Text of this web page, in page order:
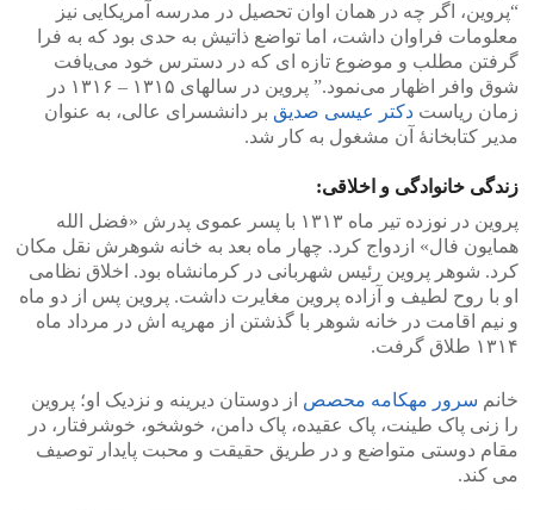
“پروین، اگر چه در همان اوان تحصیل در مدرسه آمریکایی نیز
معلومات فراوان داشت، اما تواضع ذاتیش به حدی بود که به فرا
گرفتن مطلب و موضوع تازه ای که در دسترس خود می‌یافت
شوق وافر اظهار می‌نمود.” پروین در سالهای ۱۳۱۵ – ۱۳۱۶ در
زمان ریاست دکتر عیسی صدیق بر دانشسرای عالی، به عنوان
مدیر کتابخانهٔ آن مشغول به کار شد.
زندگی خانوادگی و اخلاقی:
پروین در نوزده تیر ماه ۱۳۱۳ با پسر عموی پدرش «فضل الله
همایون فال» ازدواج کرد. چهار ماه بعد به خانه شوهرش نقل مکان
کرد. شوهر پروین رئیس شهربانی در کرمانشاه بود. اخلاق نظامی
او با روح لطیف و آزاده پروین مغایرت داشت. پروین پس از دو ماه
و نیم اقامت در خانه شوهر با گذشتن از مهریه اش در مرداد ماه
۱۳۱۴ طلاق گرفت.
خانم سرور مهکامه محصص از دوستان دیرینه و نزدیک او؛ پروین
را زنی پاک طینت، پاک عقیده، پاک دامن، خوشخو، خوشرفتار، در
مقام دوستی متواضع و در طریق حقیقت و محبت پایدار توصیف
می کند.